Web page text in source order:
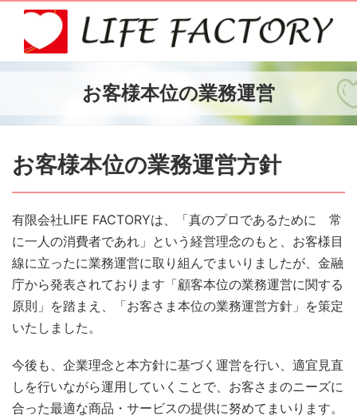
お客様本位の業務運営
お客様本位の業務運営方針
有限会社LIFE FACTORYは、「真のプロであるために 常
に一人の消費者であれ」という経営理念のもと、お客様目
線に立ったに業務運営に取り組んでまいりましたが、金融
庁から発表されております「顧客本位の業務運営に関する
原則」を踏まえ、「お客さま本位の業務運営方針」を策定
いたしました。
今後も、企業理念と本方針に基づく運営を行い、適宜見直
しを行いながら運用していくことで、お客さまのニーズに
合った最適な商品・サービスの提供に努めてまいります。